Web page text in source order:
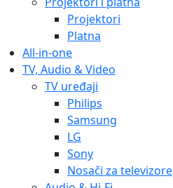
Projektori
Platna
All-in-one
TV, Audio & Video
TV uređaji
Philips
Samsung
LG
Sony
Nosači za televizore